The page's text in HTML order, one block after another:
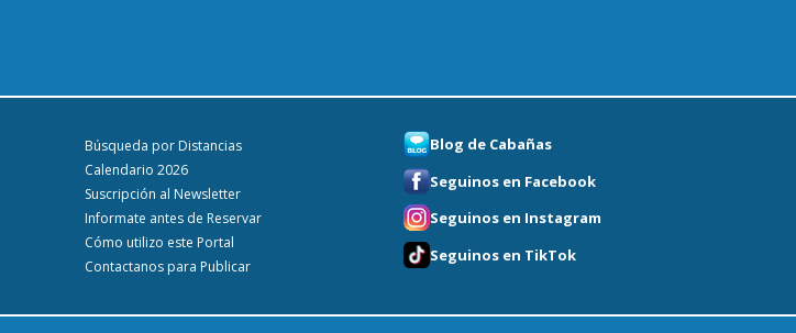
Búsqueda por Distancias
Calendario 2026
Suscripción al Newsletter
Informate antes de Reservar
Cómo utilizo este Portal
Contactanos para Publicar
Blog de Cabañas
Seguinos en Facebook
Seguinos en Instagram
Seguinos en TikTok